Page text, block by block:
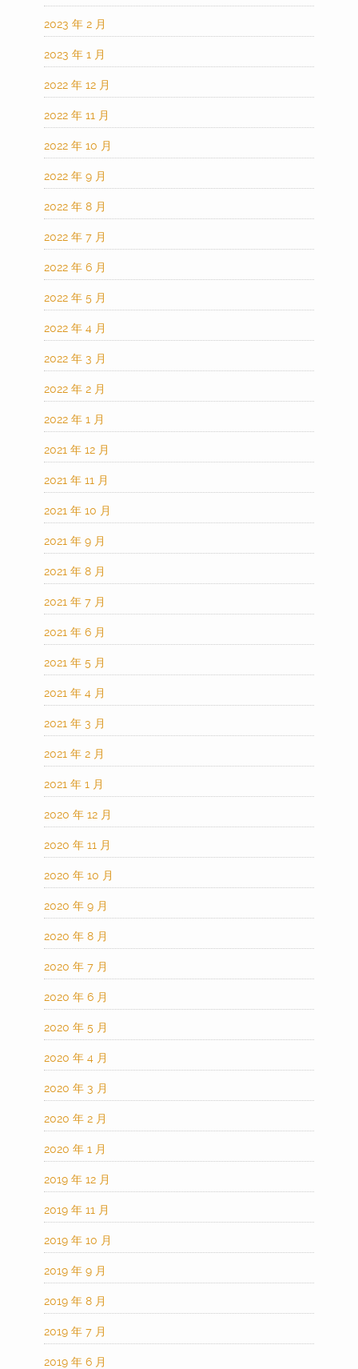
2023 年 2 月
2023 年 1 月
2022 年 12 月
2022 年 11 月
2022 年 10 月
2022 年 9 月
2022 年 8 月
2022 年 7 月
2022 年 6 月
2022 年 5 月
2022 年 4 月
2022 年 3 月
2022 年 2 月
2022 年 1 月
2021 年 12 月
2021 年 11 月
2021 年 10 月
2021 年 9 月
2021 年 8 月
2021 年 7 月
2021 年 6 月
2021 年 5 月
2021 年 4 月
2021 年 3 月
2021 年 2 月
2021 年 1 月
2020 年 12 月
2020 年 11 月
2020 年 10 月
2020 年 9 月
2020 年 8 月
2020 年 7 月
2020 年 6 月
2020 年 5 月
2020 年 4 月
2020 年 3 月
2020 年 2 月
2020 年 1 月
2019 年 12 月
2019 年 11 月
2019 年 10 月
2019 年 9 月
2019 年 8 月
2019 年 7 月
2019 年 6 月